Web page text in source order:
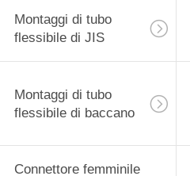
Montaggi di tubo
flessibile di JIS
Montaggi di tubo
flessibile di baccano
Connettore femminile